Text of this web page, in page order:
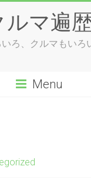
ルマ遍
ろ、クルマもいろ
Menu